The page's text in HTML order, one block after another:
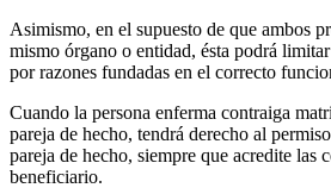
Asimismo, en el supuesto de que ambos
mismo órgano o entidad, ésta podrá
por razones fundadas en el correcto
Cuando la persona enferma contraiga
pareja de hecho, tendrá derecho al
pareja de hecho, siempre que acredite las
beneficiario.